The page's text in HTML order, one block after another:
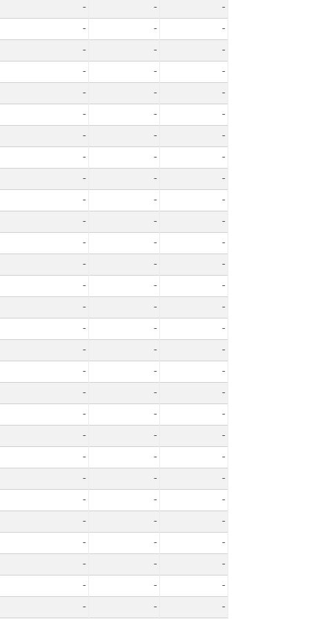
- -
-
- -
-
- -
-
- -
-
- -
-
- -
-
- -
-
- -
-
- -
-
- -
-
- -
-
- -
-
- -
-
- -
-
- -
-
- -
-
- -
-
- -
-
- -
-
- -
-
- -
-
- -
-
- -
-
- -
-
- -
-
- -
-
- -
-
- -
-
- -
-